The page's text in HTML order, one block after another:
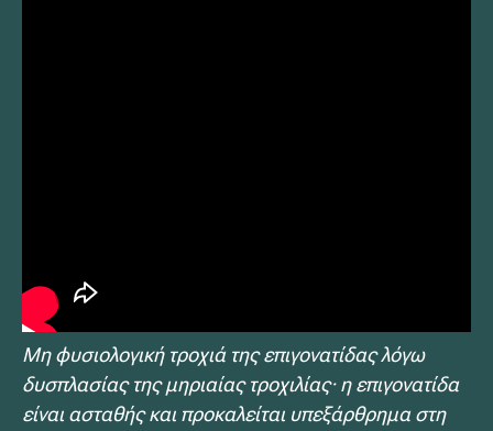
Μη φυσιολογική τροχιά της επιγονατίδας λόγω
δυσπλασίας της μηριαίας τροχιλίας· η επιγονατίδα
είναι ασταθής και προκαλείται υπεξάρθρημα στη